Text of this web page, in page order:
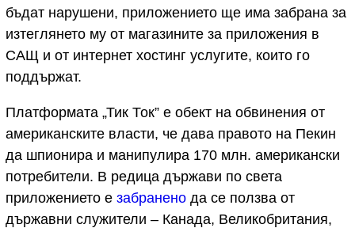
бъдат нарушени, приложението ще има забрана за
изтеглянето му от магазините за приложения в
САЩ и от интернет хостинг услугите, които го
поддържат.
Платформата „Тик Ток” е обект на обвинения от
американските власти, че дава правото на Пекин
да шпионира и манипулира 170 млн. американски
потребители. В редица държави по света
приложението е забранено да се ползва от
държавни служители – Канада, Великобритания,